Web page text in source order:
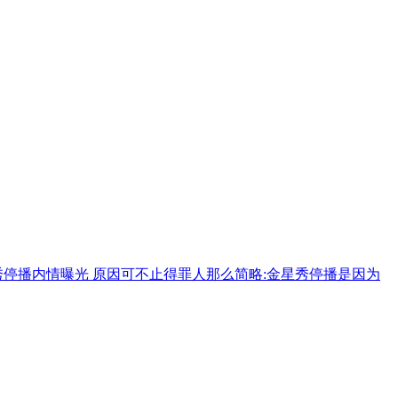
停播内情曝光 原因可不止得罪人那么简略:金星秀停播是因为